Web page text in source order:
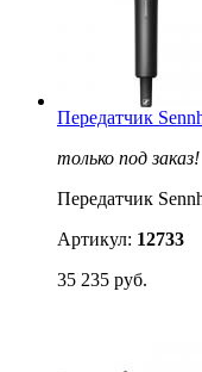
Передатчик
только под заказ!
Передатчик
Артикул: 12733
35 235 руб.